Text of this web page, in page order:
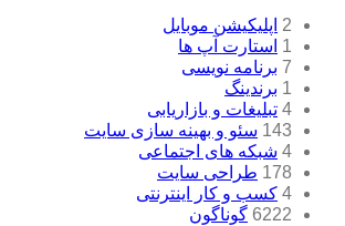
2 اپلیکیشن موبایل
1 استارت آپ ها
7 برنامه نویسی
1 برندینگ
4 تبلیغات و بازاریابی
143 سئو و بهینه سازی سایت
4 شبکه های اجتماعی
178 طراحی سایت
4 کسب و کار اینترنتی
6222 گوناگون